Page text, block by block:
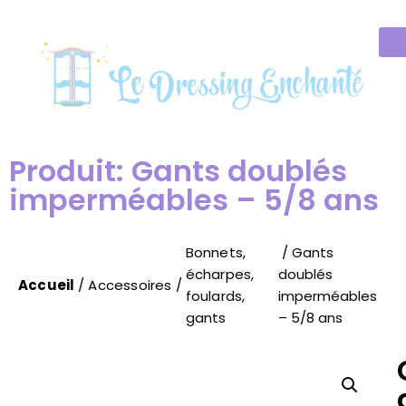
Produit: Gants doublés
imperméables – 5/8 ans
Accueil /Accessoires /
Bonnets,
écharpes,
foulards,
gants
/ Gants
doublés
imperméables
– 5/8 ans